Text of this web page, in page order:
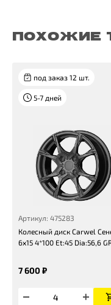
ПОХОЖИЕ
под заказ 12 шт.
5-7 дней
Артикул: 475283
Колесный диск Carwel
6x15 4*100 Et:45 Dia:56,6
7 600 ₽